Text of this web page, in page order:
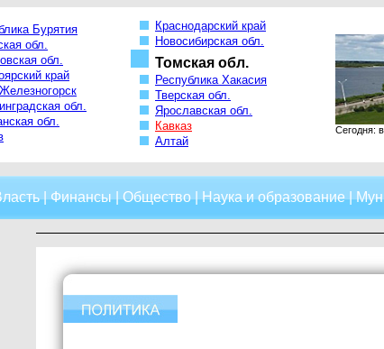
Бурятия
обл.
обл.
край
обл.
обл.
Краснодарский край
Новосибирская обл.
Томская обл.
Республика Хакасия
Тверская обл.
Ярославская обл.
Кавказ
Алтай
Сегодня:
|Финансы|Общество|Наука и образование|